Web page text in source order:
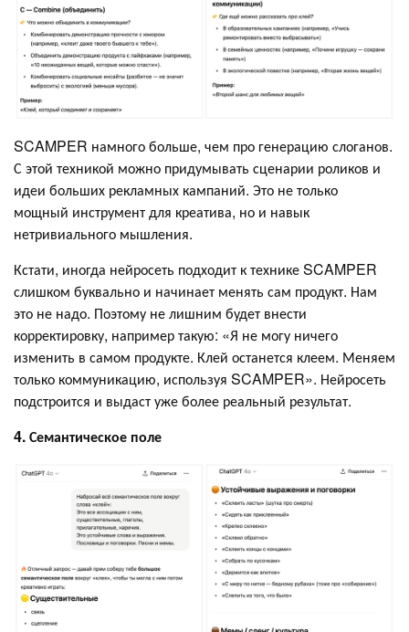
SCAMPER намного больше, чем про генерацию слоганов.
С этой техникой можно придумывать сценарии роликов и
идеи больших рекламных кампаний. Это не только
мощный инструмент для креатива, но и навык
нетривиального мышления.
Кстати, иногда нейросеть подходит к технике SCAMPER
слишком буквально и начинает менять сам продукт. Нам
это не надо. Поэтому не лишним будет внести
корректировку, например такую: «Я не могу ничего
изменить в самом продукте. Клей останется клеем. Меняем
только коммуникацию, используя SCAMPER». Нейросеть
подстроится и выдаст уже более реальный результат.
4. Семантическое поле